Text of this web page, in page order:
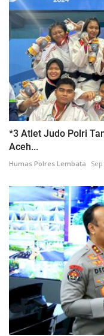
*3 Atlet Judo Polri
Aceh...
Humas Polres Lembata